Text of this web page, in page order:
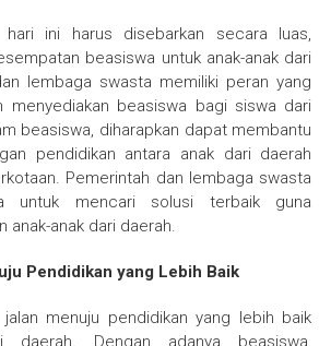
hari ini harus disebarkan secara luas,
beasiswa untuk anak-anak dari
lembaga swasta memiliki peran yang
menyediakan beasiswa bagi siswa dari
beasiswa, diharapkan dapat membantu
pendidikan antara anak dari daerah
Pemerintah dan lembaga swasta
untuk mencari solusi terbaik guna
anak-anak dari daerah.
Pendidikan yang Lebih Baik
jalan menuju pendidikan yang lebih baik
daerah. Dengan adanya beasiswa,